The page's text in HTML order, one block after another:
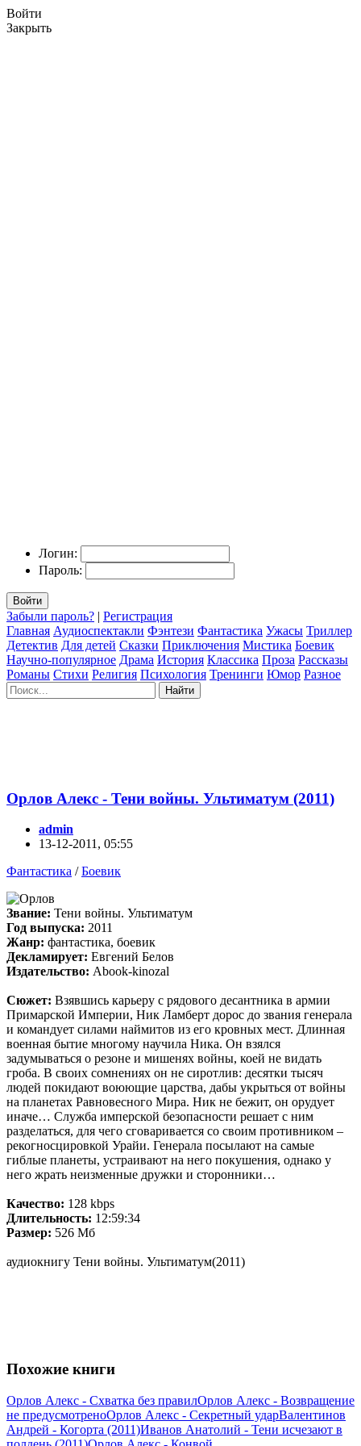
Войти
Закрыть
Логин:
Пароль:
Войти
Забыли пароль? | Регистрация
Главная Аудиоспектакли Фэнтези Фантастика Ужасы Триллер
Детектив Для детей Сказки Приключения Мистика Боевик
Научно-популярное Драма История Классика Проза Рассказы
Романы Стихи Религия Психология Тренинги Юмор Разное
Найти
Орлов Алекс - Тени войны. Ультиматум (2011)
admin
13-12-2011, 05:55
Фантастика /Боевик
Звание: Тени войны. Ультиматум
Год выпуска: 2011
Жанр: фантастика, боевик
Декламирует: Евгений Белов
Издательство: Аbook-kinozal
Сюжет: Взявшись карьеру с рядового десантника в армии
Примарской Империи, Ник Ламберт дорос до звания генерала
и командует силами наймитов из его кровных мест. Длинная
военная бытие многому научила Ника. Он взялся
задумываться о резоне и мишенях войны, коей не видать
гроба. В своих сомнениях он не сиротлив: десятки тысяч
людей покидают воюющие царства, дабы укрыться от войны
на планетах Равновесного Мира. Ник не бежит, он орудует
иначе… Служба имперской безопасности решает с ним
разделаться, для чего сговаривается со своим противником –
рекогносцировкой Урайи. Генерала посылают на самые
гиблые планеты, устраивают на него покушения, однако у
него жрать неизменные дружки и сторонники…
Качество: 128 kbps
Длительность: 12:59:34
Размер: 526 Мб
аудиокнигу Тени войны. Ультиматум(2011)
Похожие книги
Орлов Алекс - Схватка без правилОрлов Алекс - Возвращение
не предусмотреноОрлов Алекс - Секретный ударВалентинов
Андрей - Когорта (2011)Иванов Анатолий - Тени исчезают в